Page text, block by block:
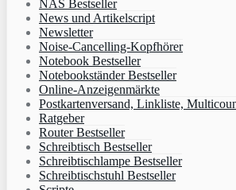
NAS Bestseller
News und Artikelscript
Newsletter
Noise-Cancelling-Kopfhörer
Notebook Bestseller
Notebookständer Bestseller
Online-Anzeigenmärkte
Postkartenversand, Linkliste,
Ratgeber
Router Bestseller
Schreibtisch Bestseller
Schreibtischlampe Bestseller
Schreibtischstuhl Bestseller